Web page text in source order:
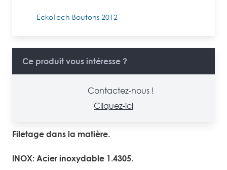
EckoTech Boutons 2012
Ce produit vous intéresse ?
Contactez-nous !
Cliquez-ici
Filetage dans la matière.
INOX: Acier inoxydable 1.4305.